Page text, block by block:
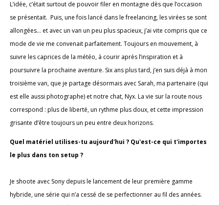
L’idée, c’était surtout de pouvoir filer en montagne dès que l’occasion
se présentait. Puis, une fois lancé dans le freelancing, les virées se sont
allongées… et avec un van un peu plus spacieux, j’ai vite compris que ce
mode de vie me convenait parfaitement. Toujours en mouvement, à
suivre les caprices de la météo, à courir après l’inspiration et à
poursuivre la prochaine aventure. Six ans plus tard, j’en suis déjà à mon
troisième van, que je partage désormais avec Sarah, ma partenaire (qui
est elle aussi photographe) et notre chat, Nyx. La vie sur la route nous
correspond : plus de liberté, un rythme plus doux, et cette impression
grisante d’être toujours un peu entre deux horizons.
Quel matériel utilises-tu aujourd'hui ? Qu'est-ce qui t'importes
le plus dans ton setup ?
Je shoote avec Sony depuis le lancement de leur première gamme
hybride, une série qui n’a cessé de se perfectionner au fil des années.